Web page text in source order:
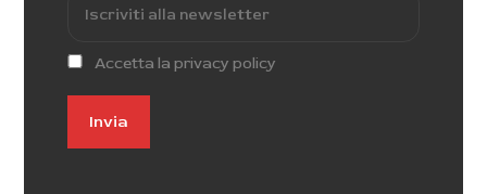
Accetta la privacy policy